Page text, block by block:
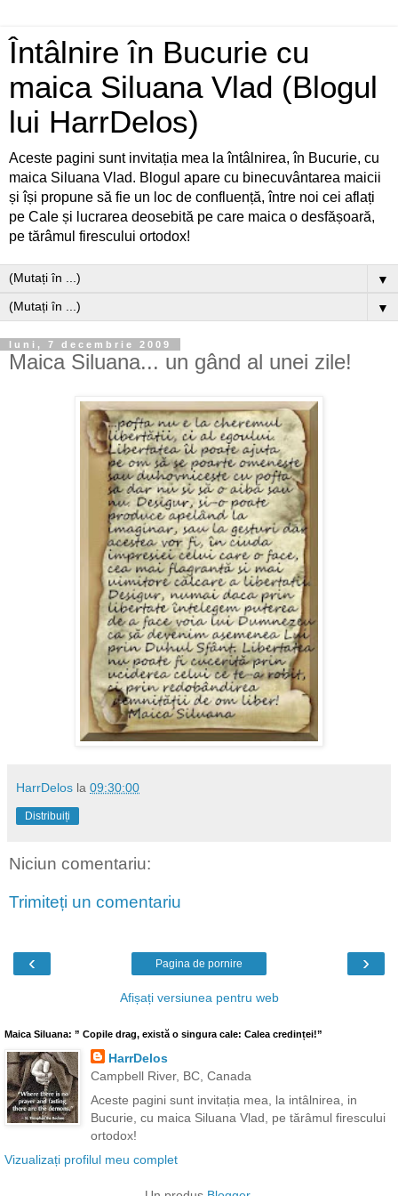
Întâlnire în Bucurie cu
maica Siluana Vlad (Blogul
lui HarrDelos)
Aceste pagini sunt invitația mea la întâlnirea, în Bucurie, cu
maica Siluana Vlad. Blogul apare cu binecuvântarea maicii
și își propune să fie un loc de confluență, între noi cei aflați
pe Cale și lucrarea deosebită pe care maica o desfășoară,
pe tărâmul firescului ortodox!
▼
▼
luni, 7 decembrie 2009
Maica Siluana... un gând al unei zile!
HarrDelos la 09:30:00
Distribuiți
Niciun comentariu:
Trimiteți un comentariu
‹ ›
Pagina de pornire
Afișați versiunea pentru web
Maica Siluana: ” Copile drag, există o singura cale: Calea credinței!”
HarrDelos
Campbell River, BC, Canada
Aceste pagini sunt invitația mea, la intâlnirea, in
Bucurie, cu maica Siluana Vlad, pe tărâmul firescului
ortodox!
Vizualizați profilul meu complet